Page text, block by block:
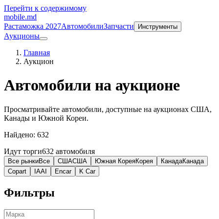
Перейти к содержимому
mobile.md
Растаможка 2027АвтомобилиЗапчасти Инструменты
Аукционы
Главная
Аукцион
Автомобили на аукционе
Просматривайте автомобили, доступные на аукционах США,
Канады и Южной Кореи.
Найдено: 632
Идут торги632 автомобиля
Все рынкиВсе СШАСША Южная КореяКорея КанадаКанада
Copart
IAAI Encar K Car
Фильтры